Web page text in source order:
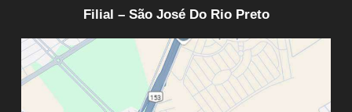
Filial – São José Do Rio Preto